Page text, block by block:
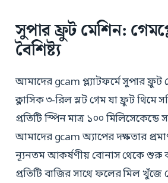
সুপার ফ্রুট মেশিন:
বৈশিষ্ট্য
আমাদের gcam প্ল্যাটফর্মে সুপার
ক্লাসিক ৩-রিল স্লট গেম যা ফ্রুট থিমে
প্রতিটি স্পিন মাত্র ১০০ মিলিসেকেন্ডে
আমাদের gcam অ্যাপের দক্ষতার
ন্যূনতম আকর্ষণীয় বোনাস থেকে শুরু
প্রতিটি বাজির সাথে ফলের মিল খুঁজে